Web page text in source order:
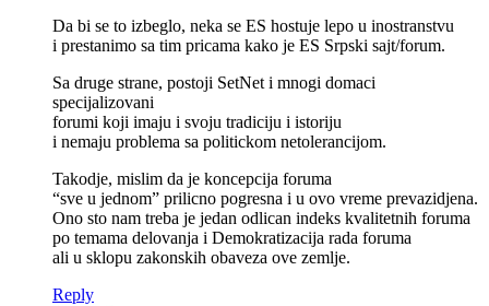
Da bi se to izbeglo, neka se ES hostuje lepo u inostranstvu
i prestanimo sa tim pricama kako je ES Srpski sajt/forum.
Sa druge strane, postoji SetNet i mnogi domaci
specijalizovani
forumi koji imaju i svoju tradiciju i istoriju
i nemaju problema sa politickom netolerancijom.
Takodje, mislim da je koncepcija foruma
“sve u jednom” prilicno pogresna i u ovo vreme prevazidjena.
Ono sto nam treba je jedan odlican indeks kvalitetnih foruma
po temama delovanja i Demokratizacija rada foruma
ali u sklopu zakonskih obaveza ove zemlje.
Reply